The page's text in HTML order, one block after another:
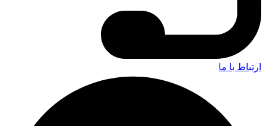
ارتباط با ما